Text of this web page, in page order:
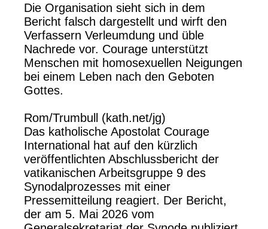
Die Organisation sieht sich in dem
Bericht falsch dargestellt und wirft den
Verfassern Verleumdung und üble
Nachrede vor. Courage unterstützt
Menschen mit homosexuellen Neigungen
bei einem Leben nach den Geboten
Gottes.
Rom/Trumbull (kath.net/jg)
Das katholische Apostolat Courage
International hat auf den kürzlich
veröffentlichten Abschlussbericht der
vatikanischen Arbeitsgruppe 9 des
Synodalprozesses mit einer
Pressemitteilung reagiert. Der Bericht,
der am 5. Mai 2026 vom